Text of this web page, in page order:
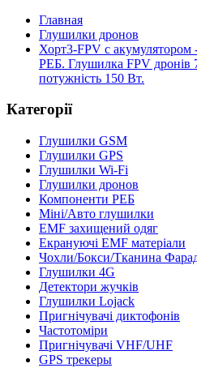
Главная
Глушилки дронов
Хорт3-FPV c акумулятором
РЕБ. Глушилка FPV дронів
потужність 150 Вт.
Категорії
Глушилки GSM
Глушилки GPS
Глушилки Wi-Fi
Глушилки дронов
Компоненти РЕБ
Міні/Авто глушилки
EMF захищений одяг
Екрануючі EMF матеріали
Чохли/Бокси/Тканина
Глушилки 4G
Детектори жучків
Глушилки Lojack
Пригнічувачі диктофонів
Частотоміри
Пригнічувачі VHF/UHF
GPS трекеры